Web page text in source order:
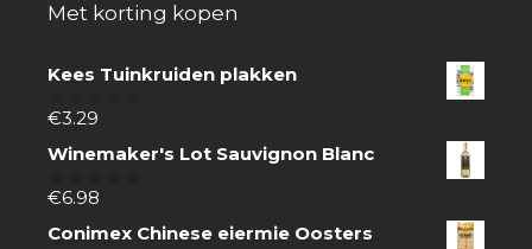
Met korting kopen
Kees Tuinkruiden plakken
0
5
€3.29
Winemaker's Lot Sauvignon Blanc
0
5
€6.98
Conimex Chinese eiermie Oosters